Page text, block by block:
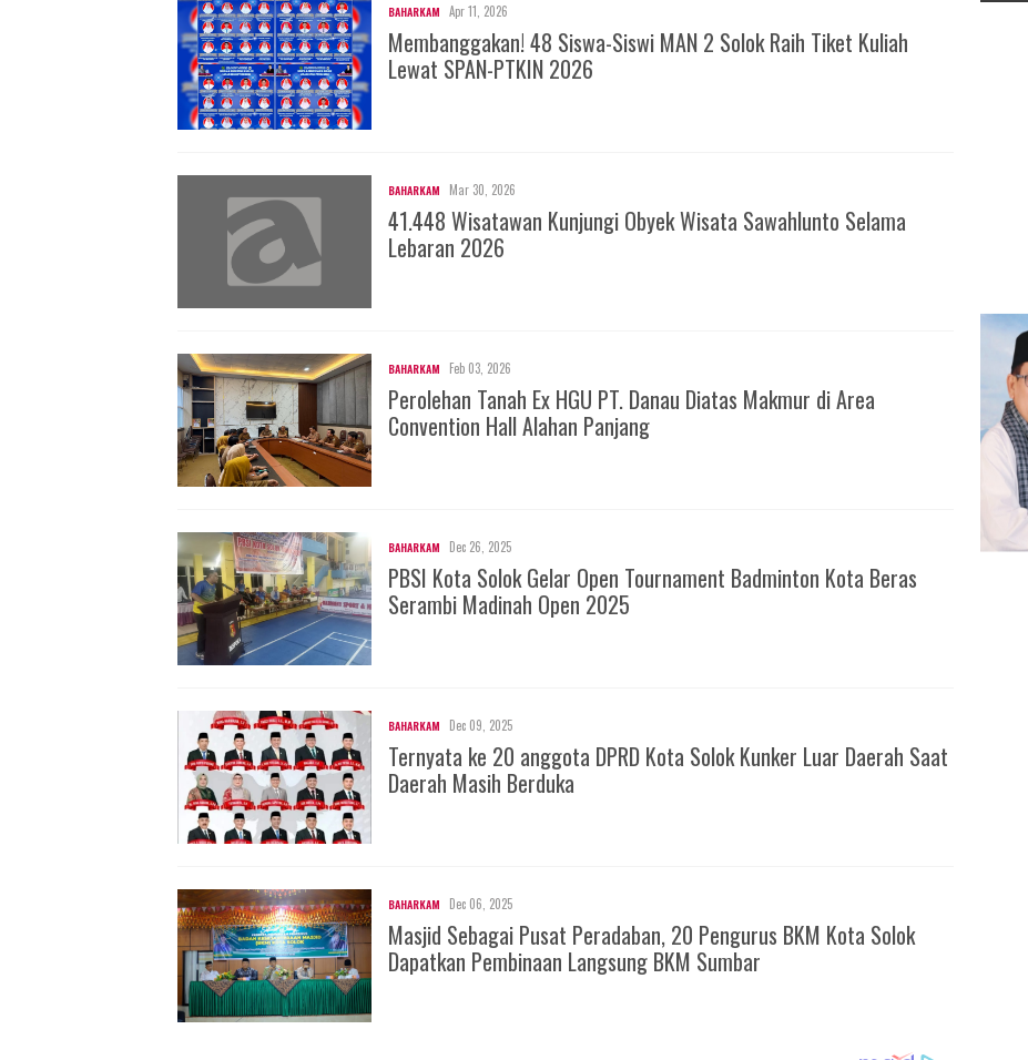
BAHARKAM Apr 11, 2026
Membanggakan! 48 Siswa-Siswi MAN 2 Solok Raih Tiket Kuliah
Lewat SPAN-PTKIN 2026
BAHARKAM Mar 30, 2026
41.448 Wisatawan Kunjungi Obyek Wisata Sawahlunto Selama
Lebaran 2026
BAHARKAM Feb 03, 2026
Perolehan Tanah Ex HGU PT. Danau Diatas Makmur di Area
Convention Hall Alahan Panjang
BAHARKAM Dec 26, 2025
PBSI Kota Solok Gelar Open Tournament Badminton Kota Beras
Serambi Madinah Open 2025
BAHARKAM Dec 09, 2025
Ternyata ke 20 anggota DPRD Kota Solok Kunker Luar Daerah Saat
Daerah Masih Berduka
BAHARKAM Dec 06, 2025
Masjid Sebagai Pusat Peradaban, 20 Pengurus BKM Kota Solok
Dapatkan Pembinaan Langsung BKM Sumbar